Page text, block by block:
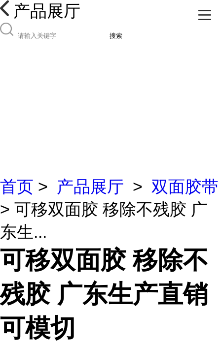
产品展厅
搜索
首页 > 产品展厅 > 双面胶带
> 可移双面胶 移除不残胶 广
东生...
可移双面胶 移除不
残胶 广东生产直销
可模切